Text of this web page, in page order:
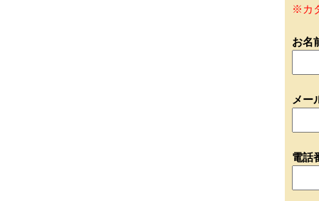
※カ
お名
メー
電話